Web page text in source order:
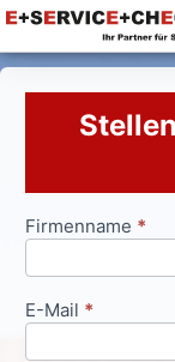
Anfrageformular
Firmenname *
E-Mail *